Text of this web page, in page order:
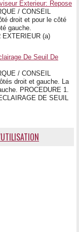
Exterieur: Repose
/ CONSEIL
droit et pour le côté
gauche.
EXTERIEUR (a)
De Seuil De
/ CONSEIL
droit et gauche. La
PROCEDURE 1.
DE SEUIL